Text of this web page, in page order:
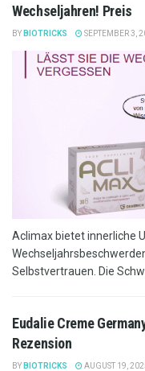
Wechseljahren! Preis
BY BIOTRICKS SEPTEMBER 3,
Aclimax bietet innerliche
Selbstvertrauen. Die
Eudalie Creme
Rezension
BY BIOTRICKS AUGUST 19,